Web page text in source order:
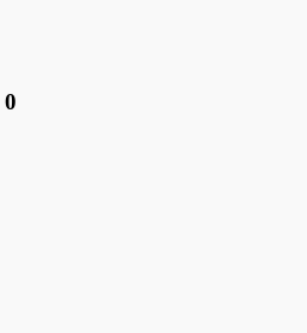
0